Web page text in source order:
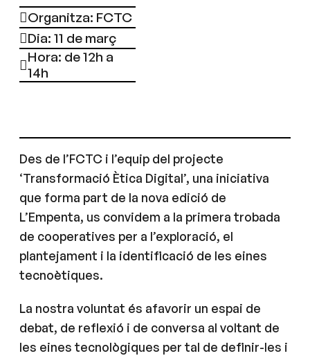
Organitza: FCTC
Dia: 11 de març
Hora: de 12h a
14h
Des de l’FCTC i l’equip del projecte
‘Transformació Ètica Digital’, una iniciativa
que forma part de la nova edició de
L’Empenta, us convidem a la primera trobada
de cooperatives per a l’exploració, el
plantejament i la identificació de les eines
tecnoètiques.
La nostra voluntat és afavorir un espai de
debat, de reflexió i de conversa al voltant de
les eines tecnològiques per tal de definir-les i